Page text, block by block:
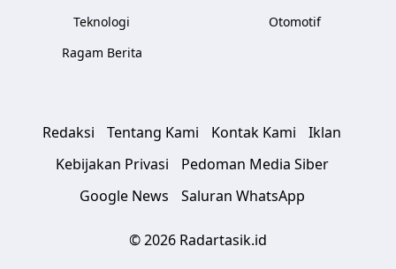
Teknologi
Ragam Berita
Otomotif
Redaksi Tentang Kami Kontak Kami
Iklan
Kebijakan Privasi
Pedoman Media Siber
Google News
Saluran WhatsApp
© 2026 Radartasik.id